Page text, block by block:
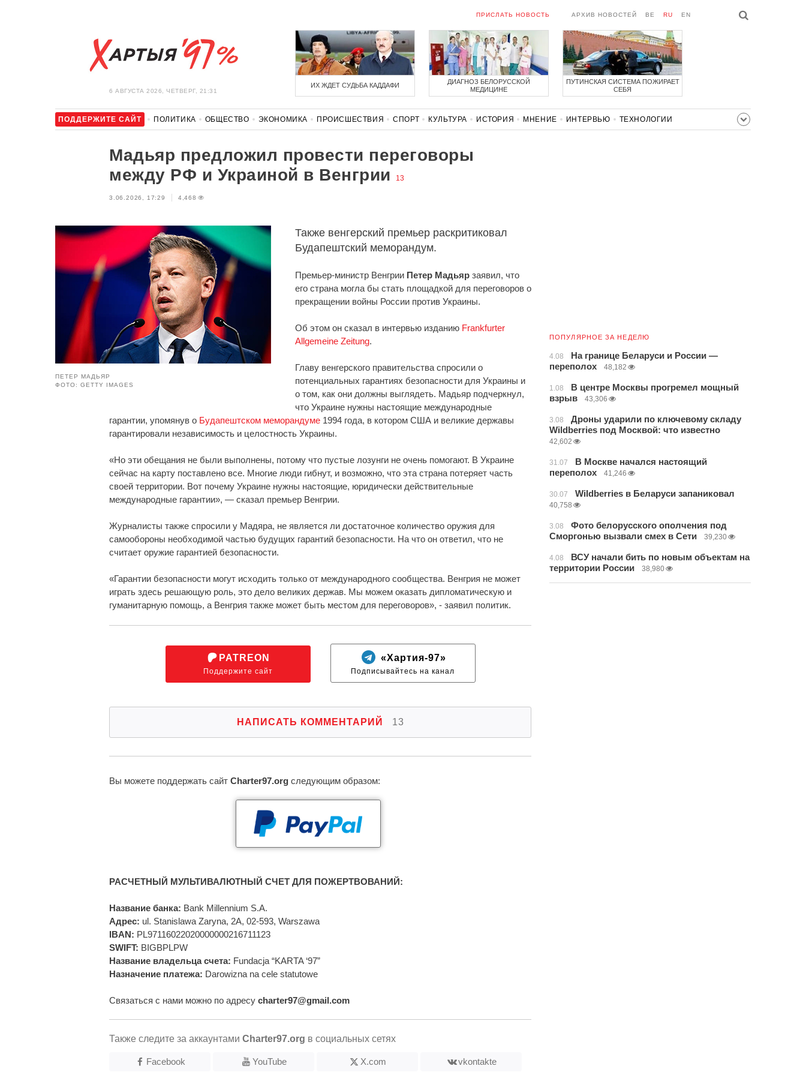
6 АВГУСТА 2026, ЧЕТВЕРГ, 21:31
ПРИСЛАТЬ НОВОСТЬ АРХИВ НОВОСТЕЙ BE RU EN
ИХ ЖДЕТ СУДЬБА КАДДАФИ
ДИАГНОЗ БЕЛОРУССКОЙ
МЕДИЦИНЕ
ПУТИНСКАЯ СИСТЕМА ПОЖИРАЕТ
СЕБЯ
ПОДДЕРЖИТЕ САЙТ ПОЛИТИКА ОБЩЕСТВО ЭКОНОМИКА ПРОИСШЕСТВИЯ СПОРТ КУЛЬТУРА ИСТОРИЯ МНЕНИЕ ИНТЕРВЬЮ
ТЕХНОЛОГИИ
Мадьяр предложил провести переговоры
между РФ и Украиной в Венгрии
13
3.06.2026, 17:29 4,468
ПЕТЕР МАДЬЯР
ФОТО: GETTY IMAGES
Также венгерский премьер раскритиковал
Будапештский меморандум.
Премьер-министр Венгрии Петер Мадьяр заявил, что
его страна могла бы стать площадкой для переговоров о
прекращении войны России против Украины.
Об этом он сказал в интервью изданию Frankfurter
Allgemeine Zeitung.
Главу венгерского правительства спросили о
потенциальных гарантиях безопасности для Украины и
о том, как они должны выглядеть. Мадьяр подчеркнул,
что Украине нужны настоящие международные
гарантии, упомянув о Будапештском меморандуме 1994 года, в котором США и великие державы
гарантировали независимость и целостность Украины.
«Но эти обещания не были выполнены, потому что пустые лозунги не очень помогают. В Украине
сейчас на карту поставлено все. Многие люди гибнут, и возможно, что эта страна потеряет часть
своей территории. Вот почему Украине нужны настоящие, юридически действительные
международные гарантии», — сказал премьер Венгрии.
Журналисты также спросили у Мадяра, не является ли достаточное количество оружия для
самообороны необходимой частью будущих гарантий безопасности. На что он ответил, что не
считает оружие гарантией безопасности.
«Гарантии безопасности могут исходить только от международного сообщества. Венгрия не может
играть здесь решающую роль, это дело великих держав. Мы можем оказать дипломатическую и
гуманитарную помощь, а Венгрия также может быть местом для переговоров», - заявил политик.
PATREON
Поддержите сайт
«Хартия-97»
Подписывайтесь на канал
НАПИСАТЬ КОММЕНТАРИЙ 13
Вы можете поддержать сайт Charter97.org следующим образом:
РАСЧЕТНЫЙ МУЛЬТИВАЛЮТНЫЙ СЧЕТ ДЛЯ ПОЖЕРТВОВАНИЙ:
Название банка: Bank Millennium S.A.
Адрес: ul. Stanislawa Zaryna, 2A, 02-593, Warszawa
IBAN: PL97116022020000000216711123
SWIFT: BIGBPLPW
Название владельца счета: Fundacja “KARTA ‘97”
Назначение платежа: Darowizna na cele statutowe
Связаться с нами можно по адресу charter97@gmail.com
Также следите за аккаунтами Charter97.org в социальных сетях
Facebook YouTube X.com vkontakte
ПОПУЛЯРНОЕ ЗА НЕДЕЛЮ
4.08
На границе Беларуси и России —
переполох
48,182
1.08
В центре Москвы прогремел мощный
взрыв
43,306
3.08
Дроны ударили по ключевому складу
Wildberries под Москвой: что известно
42,602
31.07
В Москве начался настоящий
переполох
41,246
30.07 Wildberries в Беларуси запаниковал
40,758
3.08
Фото белорусского ополчения под
Сморгонью вызвали смех в Сети
39,230
4.08
ВСУ начали бить по новым объектам на
территории России
38,980